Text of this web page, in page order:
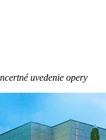
uvedenie opery